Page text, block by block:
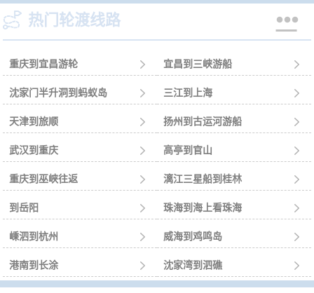
 热门轮渡线路 
重庆到宜昌游轮  宜昌到三峡游船 
沈家门半升洞到蚂蚁岛  三江到上海 
天津到旅顺  扬州到古运河游船 
武汉到重庆  高亭到官山 
重庆到巫峡往返  漓江三星船到桂林 
到岳阳  珠海到海上看珠海 
嵊泗到杭州  威海到鸡鸣岛 
港南到长涂  沈家湾到泗礁 